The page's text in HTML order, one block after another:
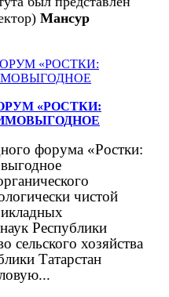
Мансур
«РОСТКИ:
форума «Ростки:
чистой
Республики
сельского хозяйства
Татарстан